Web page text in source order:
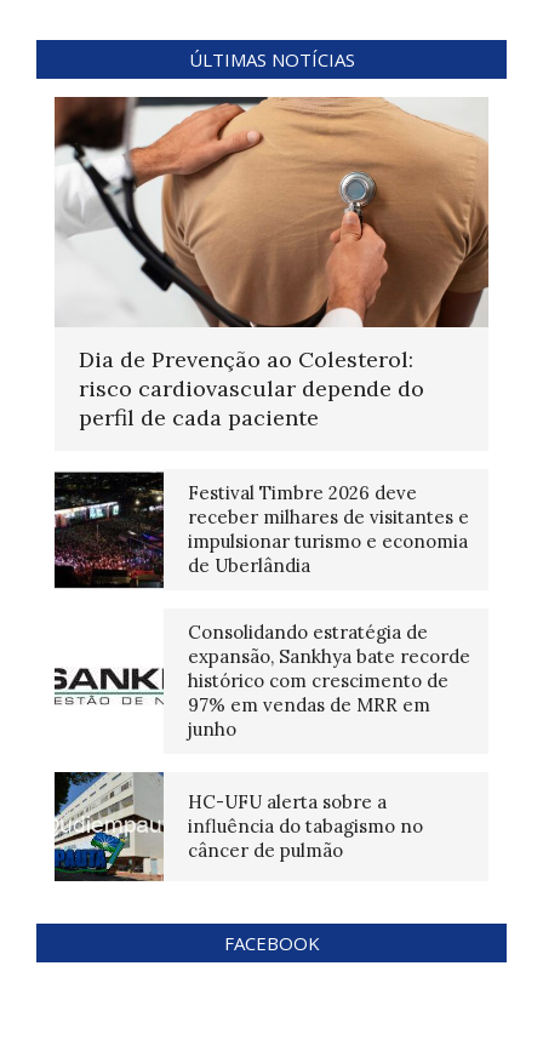
ÚLTIMAS NOTÍCIAS
Dia de Prevenção ao Colesterol:
risco cardiovascular depende do
perfil de cada paciente
Festival Timbre 2026 deve
receber milhares de visitantes e
impulsionar turismo e economia
de Uberlândia
Consolidando estratégia de
expansão, Sankhya bate recorde
histórico com crescimento de
97% em vendas de MRR em
junho
HC-UFU alerta sobre a
influência do tabagismo no
câncer de pulmão
FACEBOOK